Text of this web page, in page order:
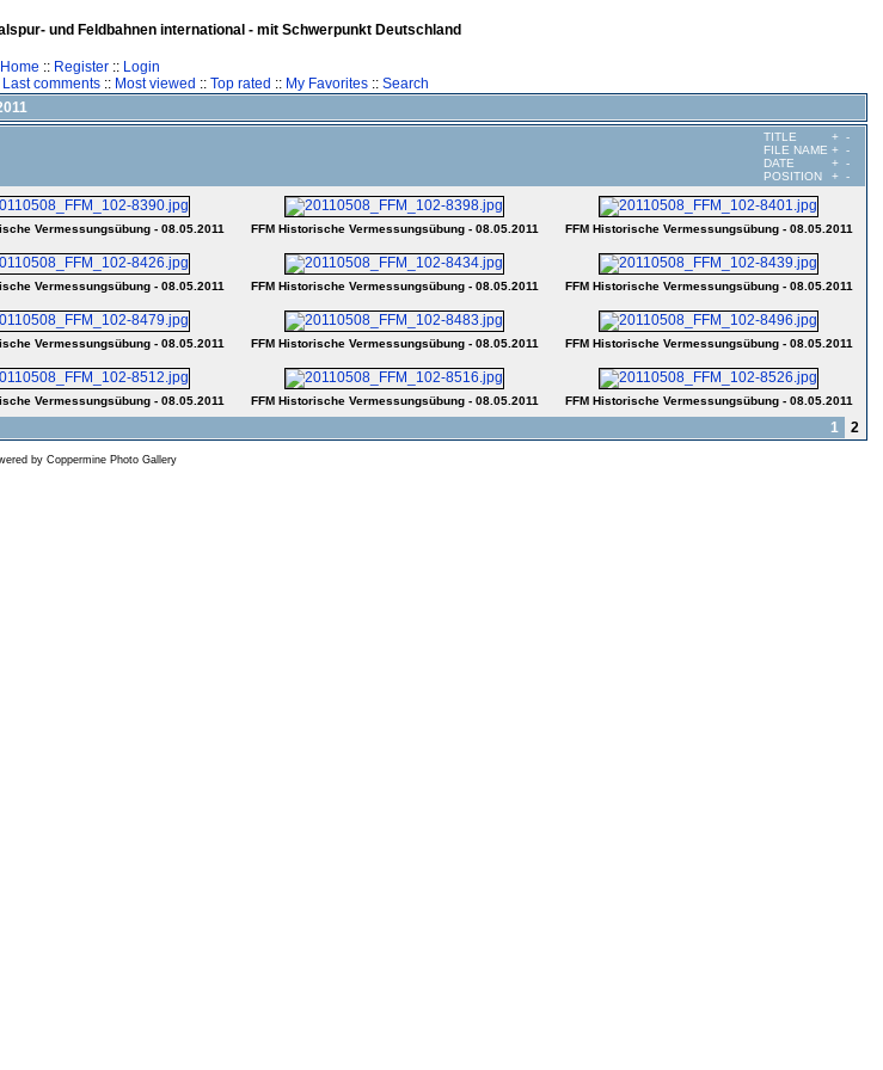
und Feldbahnen international - mit Schwerpunkt Deutschland
Home :: Register :: Login
Last comments:: Most viewed :: Top rated :: My Favorites:: Search
TITLE + -
FILE NAME + -
DATE
+ -
POSITION
+ -
Vermessungsübung - 08.05.2011 FFM Historische Vermessungsübung - 08.05.2011 FFM Historische Vermessungsübung - 08.05.2011
Vermessungsübung - 08.05.2011 FFM Historische Vermessungsübung - 08.05.2011 FFM Historische Vermessungsübung - 08.05.2011
Vermessungsübung - 08.05.2011 FFM Historische Vermessungsübung - 08.05.2011 FFM Historische Vermessungsübung - 08.05.2011
Vermessungsübung - 08.05.2011 FFM Historische Vermessungsübung - 08.05.2011 FFM Historische Vermessungsübung - 08.05.2011
1 2
by Coppermine Photo Gallery